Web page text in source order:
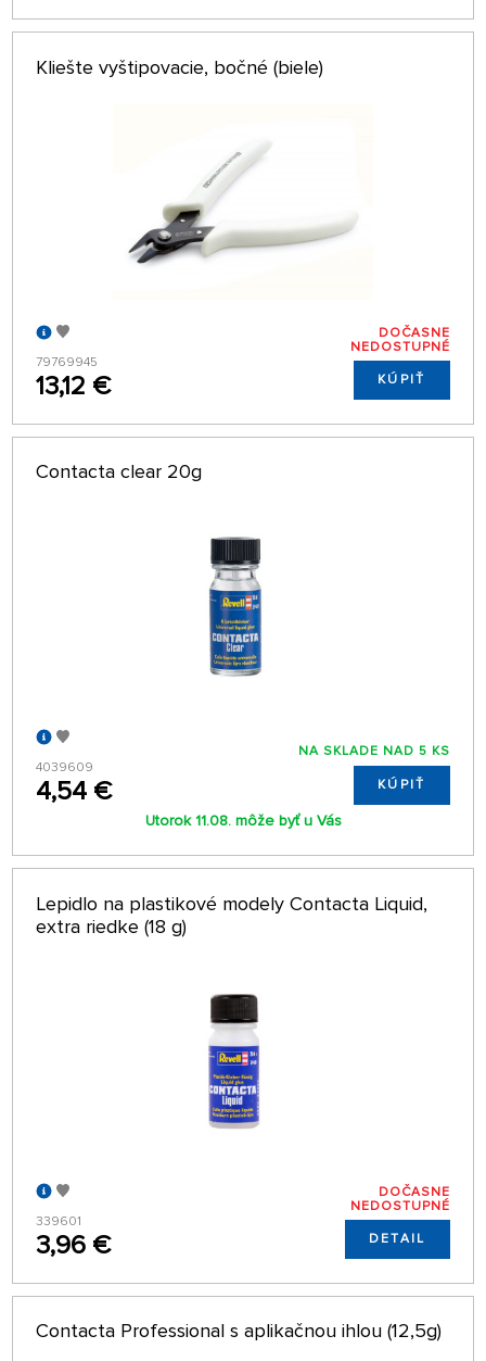
Kliešte vyštipovacie, bočné (biele)
79769945
13,12 €
DOČASNE
NEDOSTUPNÉ
KÚPIŤ
Contacta clear 20g
4039609
4,54 €
NA SKLADE NAD 5 KS
KÚPIŤ
Utorok 11.08. môže byť u Vás
Lepidlo na plastikové modely Contacta Liquid,
extra riedke (18 g)
339601
3,96 €
DOČASNE
NEDOSTUPNÉ
DETAIL
Contacta Professional s aplikačnou ihlou (12,5g)